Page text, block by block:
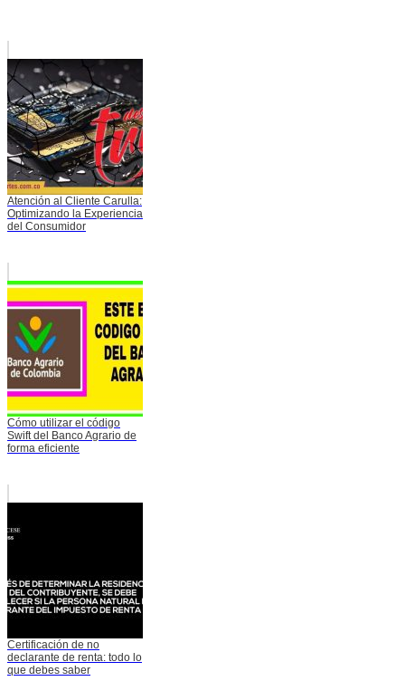
Atención al Cliente Carulla:
Optimizando la Experiencia
del Consumidor
Cómo utilizar el código
Swift del Banco Agrario de
forma eficiente
Certificación de no
declarante de renta: todo lo
que debes saber